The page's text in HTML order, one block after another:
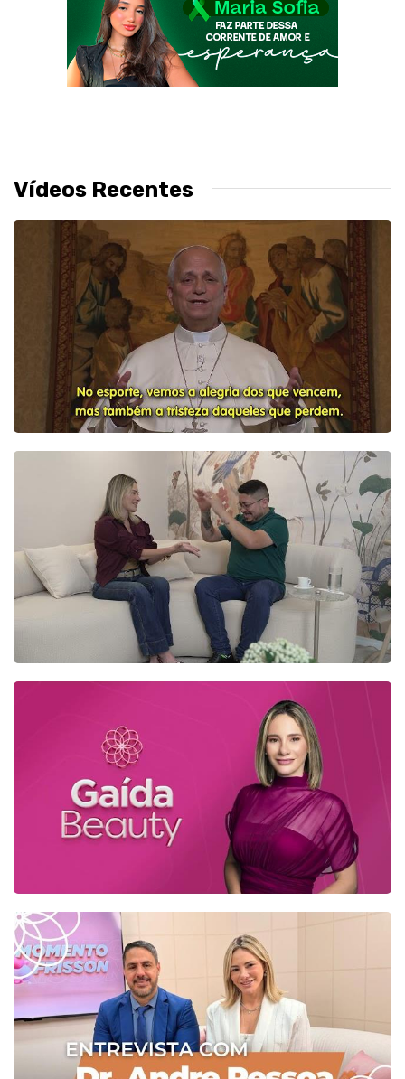
Vídeos Recentes